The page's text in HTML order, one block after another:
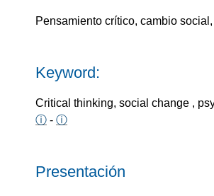
Pensamiento crítico, cambio
Keyword:
Critical thinking, social change ,
ⓘ - ⓘ
Presentación